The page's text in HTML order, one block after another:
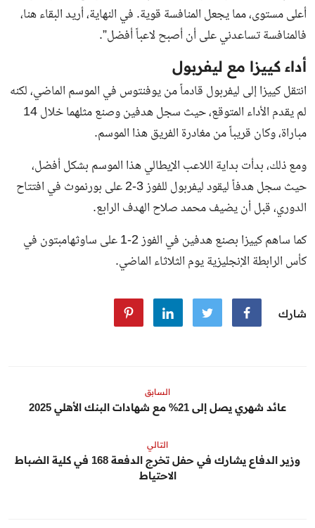
أعلى مستوى، مما يجعل المنافسة قوية. في النهاية، أريد البقاء هنا،
فالمنافسة تساعدني على أن أصبح لاعباً أفضل”.
أداء كييزا مع ليفربول
انتقل كييزا إلى ليفربول قادماً من يوفنتوس في الموسم الماضي، لكنه
لم يقدم الأداء المتوقع، حيث سجل هدفين وصنع مثلهما خلال 14
مباراة، وكان قريباً من مغادرة الفريق هذا الموسم.
ومع ذلك، بدأت بداية اللاعب الإيطالي هذا الموسم بشكل أفضل،
حيث سجل هدفاً ليقود ليفربول للفوز 3-2 على بورنموث في افتتاح
الدوري، قبل أن يضيف محمد صلاح الهدف الرابع.
كما ساهم كييزا بصنع هدفين في الفوز 2-1 على ساوثهامبتون في
كأس الرابطة الإنجليزية يوم الثلاثاء الماضي.
شارك
السابق
عائد شهري يصل إلى 21% مع شهادات البنك الأهلي 2025
التالي
وزير الدفاع يشارك في حفل تخرج الدفعة 168 في كلية الضباط
الاحتياط